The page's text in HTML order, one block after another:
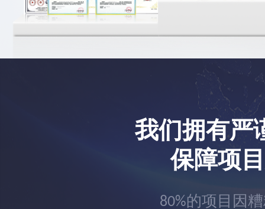
我们拥有严
保障项
80%的项目因